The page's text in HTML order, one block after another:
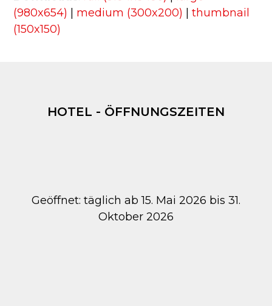
(980x654)
medium (300x200) |thumbnail
(150x150)
HOTEL - ÖFFNUNGSZEITEN
Geöffnet: täglich ab 15. Mai 2026 bis 31.
Oktober 2026